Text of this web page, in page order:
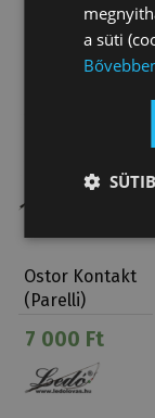
Ostor Kontakt
(Parelli)
7 000 Ft
a süti